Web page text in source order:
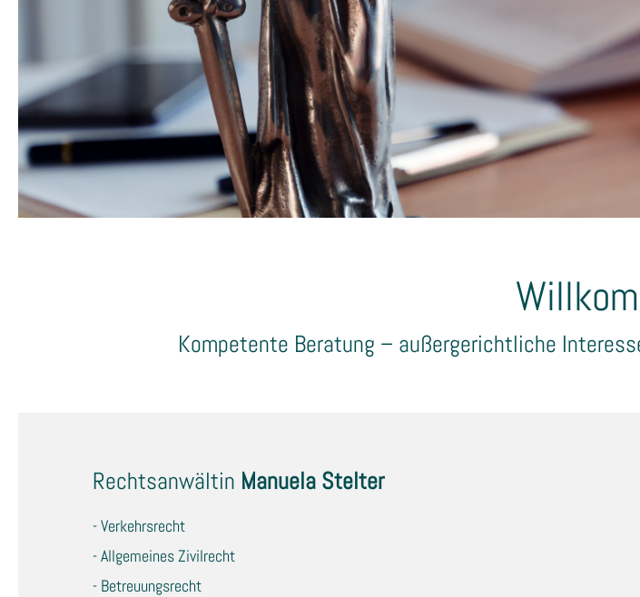
Kompetente Beratung – außergerichtliche
Rechtsanwältin Manuela Stelter
- Verkehrsrecht
- Allgemeines Zivilrecht
- Betreuungsrecht